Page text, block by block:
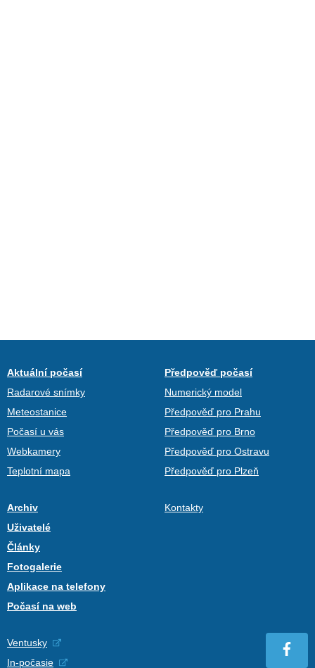
Aktuální počasí
Radarové snímky
Meteostanice
Počasí u vás
Webkamery
Teplotní mapa
Předpověď počasí
Numerický model
Předpověď pro Prahu
Předpověď pro Brno
Předpověď pro Ostravu
Předpověď pro Plzeň
Archiv
Uživatelé
Články
Fotogalerie
Aplikace na telefony
Počasí na web
Kontakty
Ventusky
In-počasie